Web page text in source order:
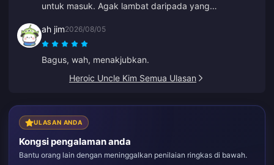
untuk masuk. Agak lambat daripada yang
berpuas hati.
ah jim2026/08/05
Bagus, wah, menakjubkan.
Heroic Uncle Kim Semua Ulasan
ULASAN ANDA
Kongsi pengalaman anda
Bantu orang lain dengan meninggalkan penilaian ringkas di bawah.